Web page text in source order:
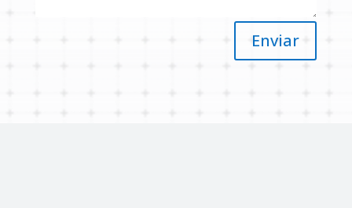
Enviar